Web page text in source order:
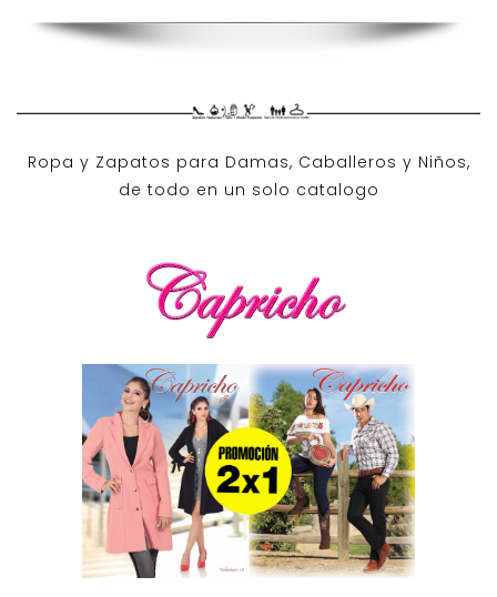
Ropa y Zapatos para Damas, Caballeros y Niños,
de todo en un solo catalogo